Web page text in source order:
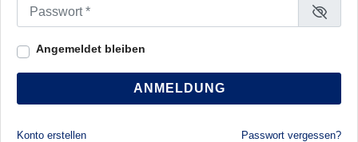
Passwort
Angemeldet bleiben
ANMELDUNG
Konto erstellen Passwort vergessen?